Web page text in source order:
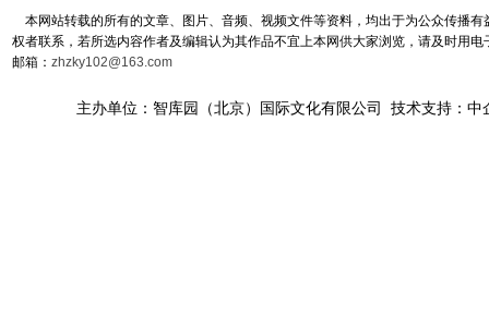
本网站转载的所有的文章、图片、音频、视频文件等资料，均出于为公众传播
权者联系，若所选内容作者及编辑认为其作品不宜上本网供大家浏览，请及时用
邮箱： zhzky102@163.com
主办单位：智库园（北京）国际文化有限公司 技术支持：